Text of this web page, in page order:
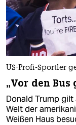
US-Profi-Sportler
„Vor den Bus
Donald Trump
Welt der
Weißen Haus